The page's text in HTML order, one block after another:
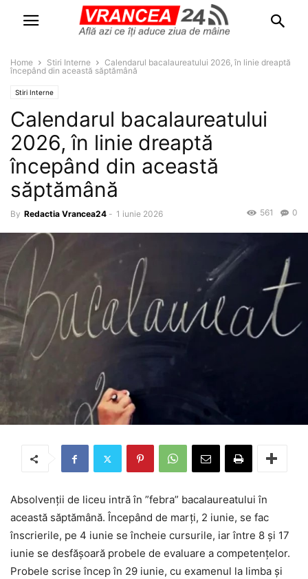
Home Stiri Interne
Calendarul bacalaureatului 2026, în linie dreaptă
începând din această săptămână
Stiri Interne
Calendarul bacalaureatului
2026, în linie dreaptă
începând din această
săptămână
By Redactia Vrancea24 - 1 iunie 2026 0
561
Absolvenții de liceu intră în ”febra” bacalaureatului în
această săptămână. Începând de marți, 2 iunie, se fac
înscrierile, pe 4 iunie se încheie cursurile, iar între 8 și 17
iunie se desfășoară probele de evaluare a competențelor.
Probele scrise încep în 29 iunie, cu examenul la limba și